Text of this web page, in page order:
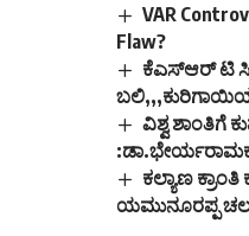
VAR
Flaw?
ಕೆಎಸ್ಆರ್ ಟಿ ಸಿ
ಬಲಿ,,,ಕುರಿಗಾಯಿಯ
ವಿಶ್ವ ಶಾಂತಿಗೆ
ಕಲ್ಯಾಣ
ಯಮುನೂರಪ್ಪ